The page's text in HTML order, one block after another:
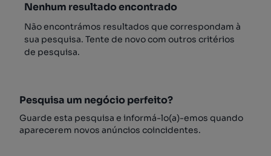
Nenhum resultado encontrado
Não encontrámos resultados que correspondam à
sua pesquisa. Tente de novo com outros critérios
de pesquisa.
Pesquisa um negócio perfeito?
Guarde esta pesquisa e informá-lo(a)-emos quando
aparecerem novos anúncios coincidentes.